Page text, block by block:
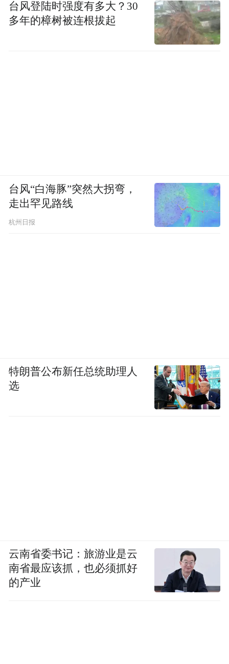
台风登陆时强度有多大？30
多年的樟树被连根拔起
台风“白海豚”突然大拐弯，
走出罕见路线
杭州日报
特朗普公布新任总统助理人
选
云南省委书记：旅游业是云
南省最应该抓，也必须抓好
的产业